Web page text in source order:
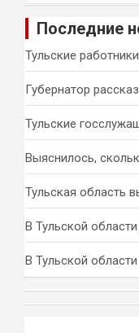
и
Последние
Тульские
Губернатор
Тульские
Выяснилось,
Тульская область
В Тульской
В Тульской